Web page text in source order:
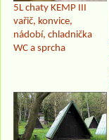
5L chaty KEMP III
vařič, konvice,
nádobí, chladnička
WC a sprcha